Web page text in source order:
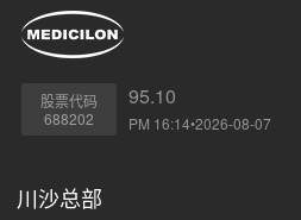
股票代码
688202
95.10
PM 16:14•2026-08-07
川沙总部